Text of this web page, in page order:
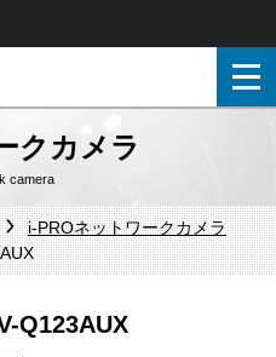
クカメラ
camera
i-PROネットワークカメラ
Q123AUX